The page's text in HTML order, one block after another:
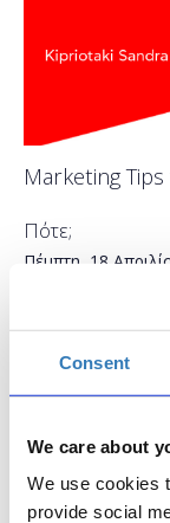
Consent
We care about
We use cookies
provide social
Marketing
Πότε;
Πέμπτη, 18
H2B HUB,
Συμμετοχή